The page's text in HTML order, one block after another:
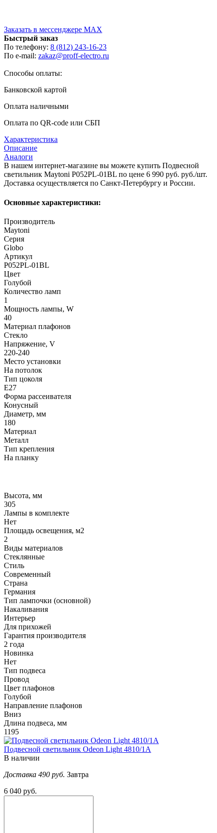
Заказать в мессенджере MAX
Быстрый заказ
По телефону: 8 (812) 243-16-23
По e-mail: zakaz@proff-electro.ru
Способы оплаты:
Банковской картой
Оплата наличными
Оплата по QR-code или СБП
Характеристика
Описание
Аналоги
В нашем интернет-магазине вы можете купить Подвесной
светильник Maytoni P052PL-01BL по цене 6 990 руб. руб./шт.
Доставка осуществляется по Санкт-Петербургу и России.
Основные характеристики:
Производитель
Maytoni
Серия
Globo
Артикул
P052PL-01BL
Цвет
Голубой
Количество ламп
1
Мощность лампы, W
40
Материал плафонов
Стекло
Напряжение, V
220-240
Место установки
На потолок
Тип цоколя
E27
Форма рассеивателя
Конусный
Диаметр, мм
180
Материал
Металл
Тип крепления
На планку
Высота, мм
305
Лампы в комплекте
Нет
Площадь освещения, м2
2
Виды материалов
Стеклянные
Стиль
Современный
Страна
Германия
Тип лампочки (основной)
Накаливания
Интерьер
Для прихожей
Гарантия производителя
2 года
Новинка
Нет
Тип подвеса
Провод
Цвет плафонов
Голубой
Направление плафонов
Вниз
Длина подвеса, мм
1195
Подвесной светильник Odeon Light 4810/1A
В наличии
Доставка 490 руб. Завтра
6 040 руб.